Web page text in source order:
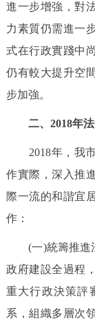
進一步增強，對
力素質仍需進一
式在行政實踐中
仍有較大提升空
步加強。
二、2018年法
2018年，我市
作實際，深入推
際一流的和諧宜
作：
(一)統籌推進法
政府建設全過程
重大行政決策評
系，組織多層次